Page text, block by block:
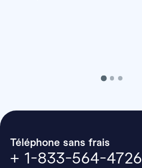
Téléphone sans frais
+ 1-833-564-4726